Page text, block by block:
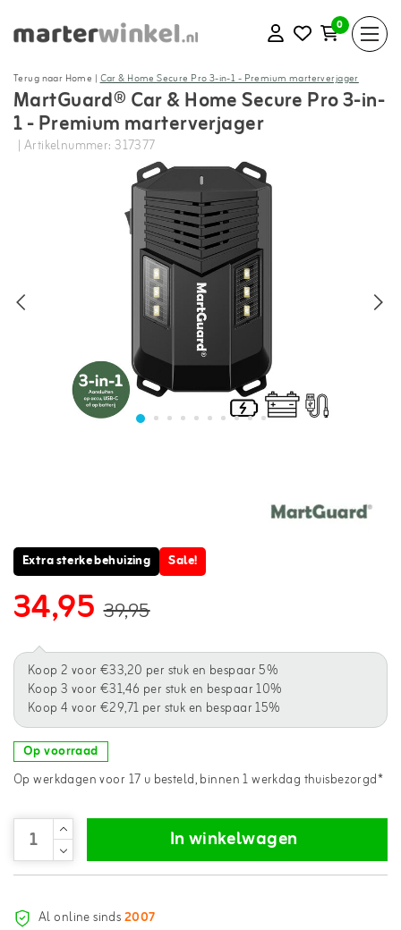
0
Terug naar Home |Car & Home Secure Pro 3-in-1 - Premium marterverjager
MartGuard® Car & Home Secure Pro 3-in-
1 - Premium marterverjager
| Artikelnummer: 317377
Extra sterke behuizing Sale!
34,95 39,95
Koop 2 voor €33,20 per stuk en bespaar 5%
Koop 3 voor €31,46 per stuk en bespaar 10%
Koop 4 voor €29,71 per stuk en bespaar 15%
Op voorraad
Op werkdagen voor 17 u besteld, binnen 1 werkdag thuisbezorgd*
In winkelwagen
Al online sinds2007